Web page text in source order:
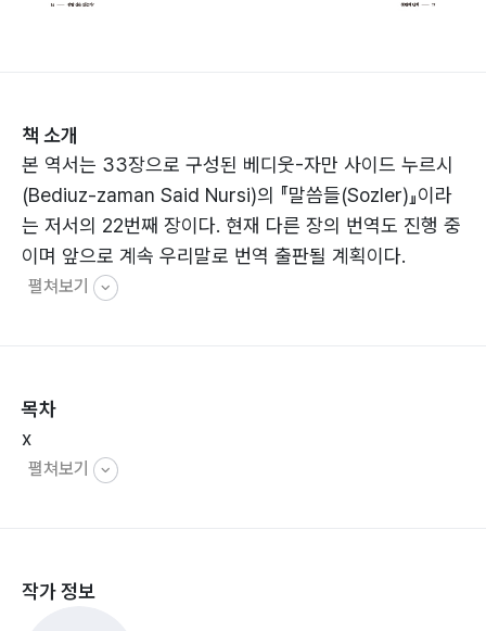
책 소개
본 역서는 33장으로 구성된 베디웃-자만 사이드 누르시
(Bediuz-zaman Said Nursi)의 『말씀들(Sozler)』이라
는 저서의 22번째 장이다. 현재 다른 장의 번역도 진행 중
이며 앞으로 계속 우리말로 번역 출판될 계획이다.
펼쳐보기
목차
x
펼쳐보기
작가 정보